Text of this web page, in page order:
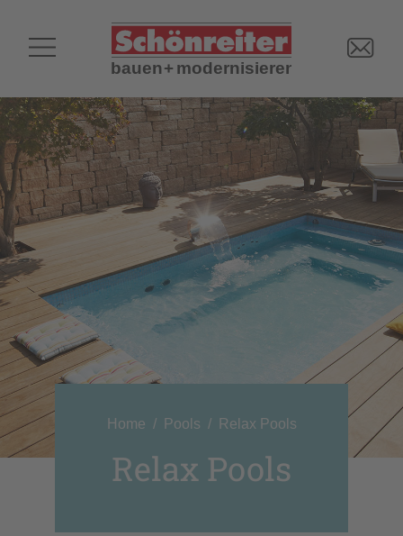
Home Pools Relax Pools
Relax Pools